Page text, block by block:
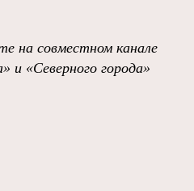
на совместном канале
и «Северного города»